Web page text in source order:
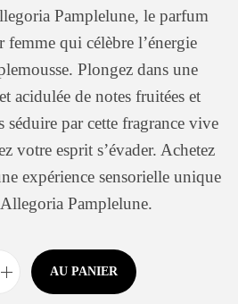
Pamplelune, le parfum
femme qui célèbre l’énergie
Plongez dans une
acidulée de notes fruitées et
séduire par cette fragrance vive
votre esprit s’évader. Achetez
expérience sensorielle unique
Pamplelune.
AU PANIER